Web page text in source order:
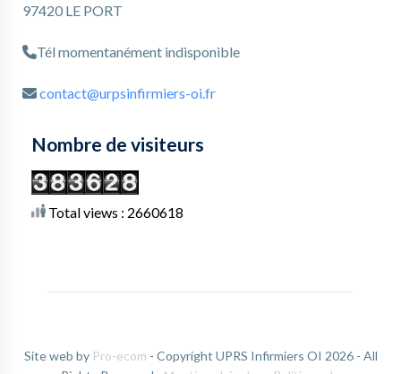
97420 LE PORT
Tél momentanément indisponible
contact@urpsinfirmiers-oi.fr
Nombre de visiteurs
Total views : 2660618
Site web by Pro-ecom - Copyright UPRS Infirmiers OI 2026 - All